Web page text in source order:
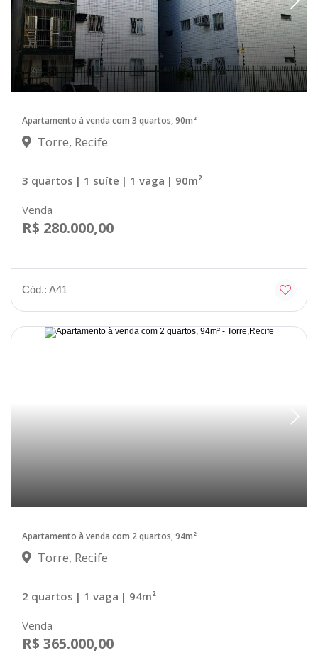
Apartamento à venda com 3 quartos, 90m²
Torre, Recife
3 quartos | 1 suíte | 1 vaga | 90m²
Venda
R$ 280.000,00
Cód.: A41
Apartamento à venda com 2 quartos, 94m²
Torre, Recife
2 quartos | 1 vaga | 94m²
Venda
R$ 365.000,00